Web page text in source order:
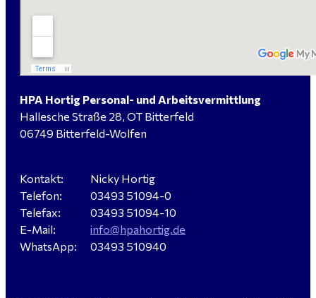
Sandersdorf- Brehna gesucht
Verkäufer / Fachberater (m/w/d) - Baustoffe Fliesen -
Servicemeister Kfz (m/w/d) - Bitterfeld-Wolfen
gesucht - ab 4.500,00 €
HPA Hortig Personal- und Arbeitsvermittlung
Hallesche Straße 28, OT Bitterfeld
06749 Bitterfeld-Wolfen
Kontakt:
Telefon:
Telefax:
E-Mail:
WhatsApp:
Nicky Hortig
03493 51094-0
03493 51094-10
info@hpahortig.de
03493 510940